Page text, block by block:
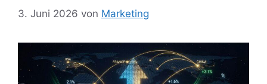
3. Juni 2026 von Marketing